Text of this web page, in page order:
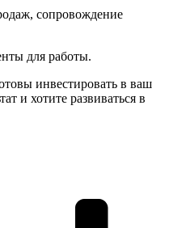
сопровождение
для работы.
инвестировать в ваш
и хотите развиваться в